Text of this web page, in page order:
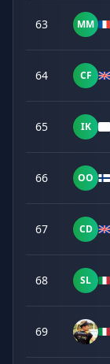
63 MM
64 CF
65 IK
66 OO
67 CD
68 SL
69